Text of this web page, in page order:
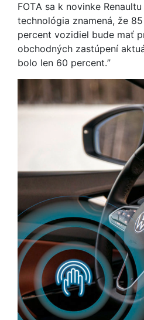
FOTA sa k novinke
technológia znamená, že
percent vozidiel bude mať
obchodných zastúpení
bolo len 60 percent.”